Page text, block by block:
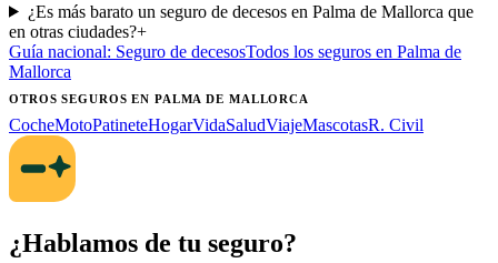
¿Es más barato un seguro de decesos en Palma de Mallorca que
en otras ciudades?+
Guía nacional: Seguro de decesosTodos los seguros en Palma de
Mallorca
OTROS SEGUROSEN PALMA DE MALLORCA
CocheMotoPatineteHogarVidaSaludViajeMascotasR. Civil
¿Hablamos de tu seguro?